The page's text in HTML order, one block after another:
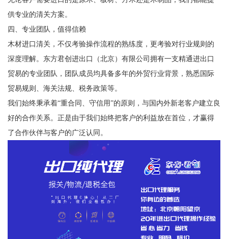
供专业的清关方案。
四、专业团队，值得信赖
木材进口清关，不仅考验操作流程的熟练度，更考验对行业规则的
深度理解。东方君创进出口（北京）有限公司拥有一支精通进出口
贸易的专业团队，团队成员均具备多年的外贸行业背景，熟悉国际
贸易规则、海关法规、税务政策等。
我们始终秉承着“重合同、守信用”的原则，与国内外新老客户建立良
好的合作关系。正是由于我们始终把客户的利益放在首位，才赢得
了合作伙伴与客户的广泛认同。